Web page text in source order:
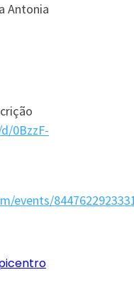
Antonia
0BzzF-
events/